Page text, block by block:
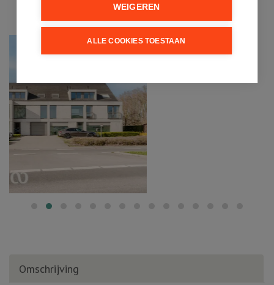
Omschrijving
WEIGEREN
ALLE COOKIES TOESTAAN